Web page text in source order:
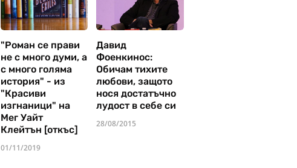
"Роман се прави
не с много думи, а
с много голяма
история" - из
"Красиви
изгнаници" на
Мег Уайт
Клейтън [откъс]
01/11/2019
Давид
Фоенкинос:
Обичам тихите
любови, защото
нося достатъчно
лудост в себе си
28/08/2015